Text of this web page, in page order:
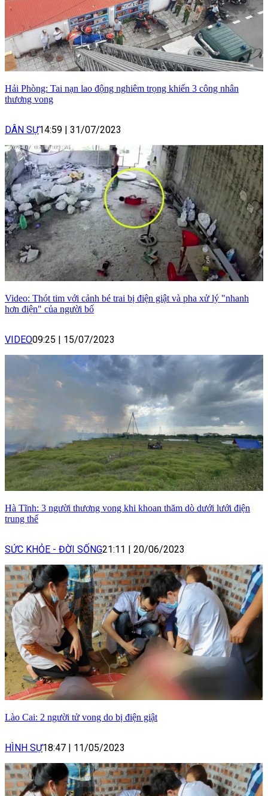
Hải Phòng: Tai nạn lao động nghiêm trọng khiến 3 công nhân
thương vong
DÂN SỰ14:59 | 31/07/2023
Video: Thót tim với cảnh bé trai bị điện giật và pha xử lý "nhanh
hơn điện" của người bố
VIDEO09:25 | 15/07/2023
Hà Tĩnh: 3 người thương vong khi khoan thăm dò dưới lưới điện
trung thế
SỨC KHỎE - ĐỜI SỐNG21:11 | 20/06/2023
Lào Cai: 2 người tử vong do bị điện giật
HÌNH SỰ18:47 11/05/2023